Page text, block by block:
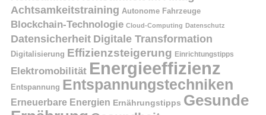
Achtsamkeitstraining Autonome Fahrzeuge
Blockchain-Technologie Cloud-Computing Datenschutz
Datensicherheit Digitale Transformation
Digitalisierung Effizienzsteigerung Einrichtungstipps
Elektromobilität Energieeffizienz
Entspannung Entspannungstechniken
Erneuerbare Energien Ernährungstipps Gesunde